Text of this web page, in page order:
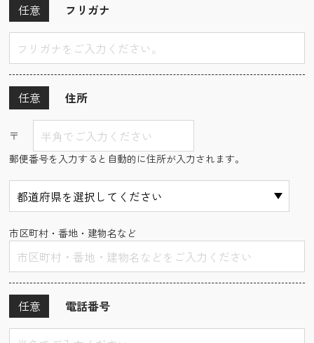
フリガナ
任意
住所
任意
〒
郵便番号を入力すると自動的に住所が入力されます。
市区町村・番地・建物名など
電話番号
任意